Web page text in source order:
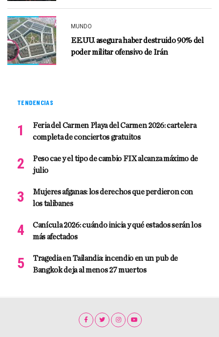
MUNDO
EE.UU. asegura haber destruido 90% del
poder militar ofensivo de Irán
TENDENCIAS
Feria del Carmen Playa del Carmen 2026: cartelera
completa de conciertos gratuitos
Peso cae y el tipo de cambio FIX alcanza máximo de
julio
Mujeres afganas: los derechos que perdieron con
los talibanes
Canícula 2026: cuándo inicia y qué estados serán los
más afectados
Tragedia en Tailandia: incendio en un pub de
Bangkok deja al menos 27 muertos